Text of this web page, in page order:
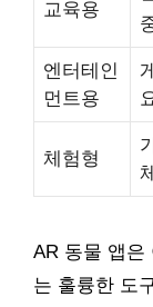
교육용
엔터테인
먼트용
체험형
AR 동물 앱은
는 훌륭한 도